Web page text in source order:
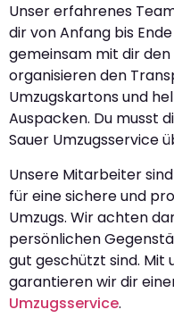
Unser erfahrenes
dir von Anfang bis
gemeinsam mit dir den
organisieren den
Umzugskartons und
Auspacken. Du musst
Sauer Umzugsservice
Unsere Mitarbeiter
für eine sichere und
Umzugs. Wir achten
persönlichen
gut geschützt sind. Mit
garantieren wir dir
Umzugsservice.